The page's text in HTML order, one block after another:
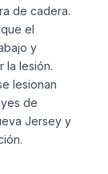
de cadera.
el
y
la lesión.
lesionan
de
Jersey y